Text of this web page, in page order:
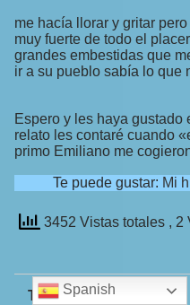
me hacía llorar y gritar
muy fuerte de todo el
grandes embestidas que
ir a su pueblo sabía lo que
Espero y les haya gustado
relato les contaré cuando
primo Emiliano me
Te puede gustar: Mi
3452 Vistas totales , 2
Te puede interesar:
Spanish